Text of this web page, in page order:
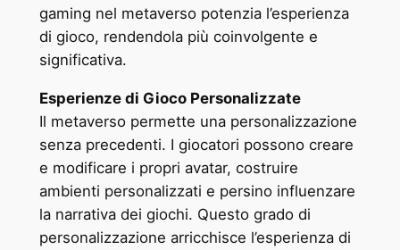
gaming nel metaverso potenzia l’esperienza
di gioco, rendendola più coinvolgente e
significativa.
Esperienze di Gioco Personalizzate
Il metaverso permette una personalizzazione
senza precedenti. I giocatori possono creare
e modificare i propri avatar, costruire
ambienti personalizzati e persino influenzare
la narrativa dei giochi. Questo grado di
personalizzazione arricchisce l’esperienza di